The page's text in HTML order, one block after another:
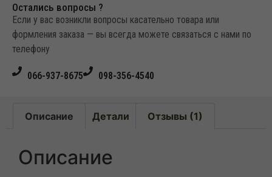
Остались вопросы ?
Если у вас возникли вопросы касательно товара или
формления заказа — вы всегда можете связаться с нами по
телефону
066-937-8675 098-356-4540
Описание Детали Отзывы (1)
Описание